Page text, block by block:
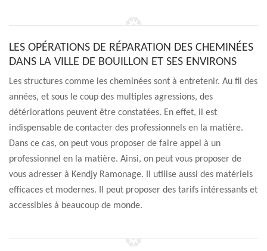
LES OPÉRATIONS DE RÉPARATION DES CHEMINÉES
DANS LA VILLE DE BOUILLON ET SES ENVIRONS
Les structures comme les cheminées sont à entretenir. Au fil des
années, et sous le coup des multiples agressions, des
détériorations peuvent être constatées. En effet, il est
indispensable de contacter des professionnels en la matière.
Dans ce cas, on peut vous proposer de faire appel à un
professionnel en la matière. Ainsi, on peut vous proposer de
vous adresser à Kendjy Ramonage. Il utilise aussi des matériels
efficaces et modernes. Il peut proposer des tarifs intéressants et
accessibles à beaucoup de monde.